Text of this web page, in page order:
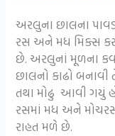
અરલુના છાલના
રસ અને મધ મિક્સ
છે. અરલુનાં મૂળના
છાલનો કાઢો બનાવી
તથા મોઢુ આવી ગયું
રસમાં મધ અને
રાહત મળે છે.